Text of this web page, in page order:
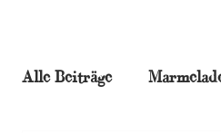
Alle Beiträge